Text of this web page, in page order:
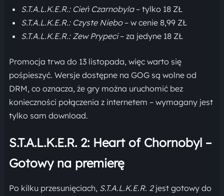
S.T.A.L.K.E.R.: Cień Czarnobyla– tylko 18 ZŁ
S.T.A.L.K.E.R.: Czyste Niebo– w cenie 8,99 ZŁ
S.T.A.L.K.E.R.: Zew Prypeci– za jedyne 18 ZŁ
Promocja trwa do 13 listopada, więc warto się
pośpieszyć. Wersje dostępne na GOG są wolne od
DRM, co oznacza, że gry można uruchomić bez
konieczności połączenia z internetem – wymagany jest
tylko sam download.
S.T.A.L.K.E.R. 2: Heart of Chornobyl –
Gotowy na premierę
Po kilku przesunięciach, S.T.A.L.K.E.R. 2jest gotowy do